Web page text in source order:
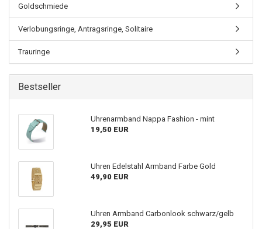
Goldschmiede
Verlobungsringe, Antragsringe, Solitaire
Trauringe
Bestseller
Uhrenarmband Nappa Fashion - mint
19,50 EUR
Uhren Edelstahl Armband Farbe Gold
49,90 EUR
Uhren Armband Carbonlook schwarz/gelb
29,95 EUR